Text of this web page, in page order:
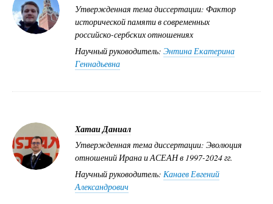
Утвержденная тема диссертации: Фактор
исторической памяти в современных
российско-сербских отношениях
Научный руководитель: Энтина Екатерина
Геннадьевна
Хатаи Даниал
Утвержденная тема диссертации: Эволюция
отношений Ирана и АСЕАН в 1997-2024 гг.
Научный руководитель: Канаев Евгений
Александрович